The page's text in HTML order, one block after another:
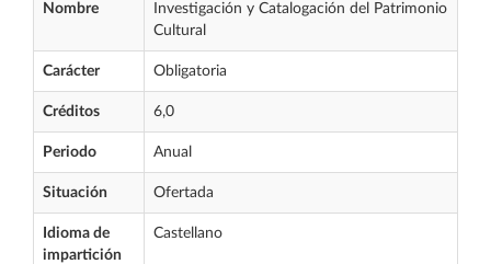
Nombre
Investigación y Catalogación del Patrimonio
Cultural
Carácter Obligatoria
Créditos 6,0
Periodo Anual
Situación Ofertada
Idioma de
impartición
Castellano